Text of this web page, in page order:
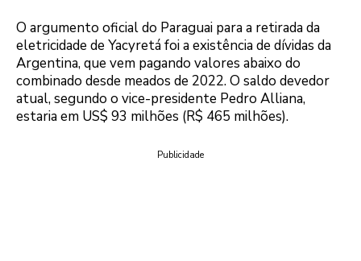
O argumento oficial do Paraguai para a retirada da
eletricidade de Yacyretá foi a existência de dívidas da
Argentina, que vem pagando valores abaixo do
combinado desde meados de 2022. O saldo devedor
atual, segundo o vice-presidente Pedro Alliana,
estaria em US$ 93 milhões (R$ 465 milhões).
Publicidade